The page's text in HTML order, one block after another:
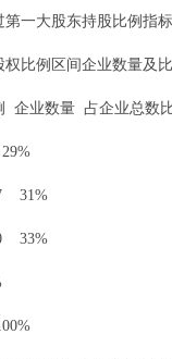
第一大股东持股比例指
比例区间企业数量及
企业数量 占企业总数
31%
33%